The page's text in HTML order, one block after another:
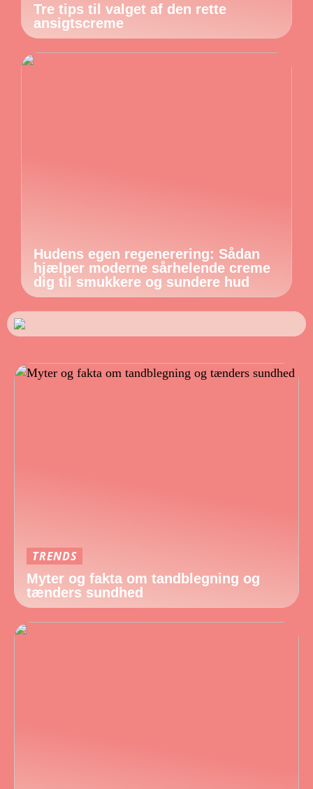
Tre tips til valget af den rette
ansigtscreme
Hudens egen regenerering: Sådan
hjælper moderne sårhelende creme
dig til smukkere og sundere hud
TRENDS
Myter og fakta om tandblegning og
tænders sundhed